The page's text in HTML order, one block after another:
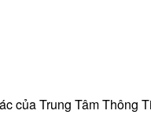
của Trung Tâm